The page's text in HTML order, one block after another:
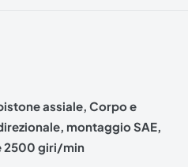
assiale, Corpo e
montaggio SAE,
2500 giri/min